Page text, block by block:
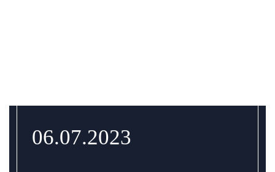
06.07.2023